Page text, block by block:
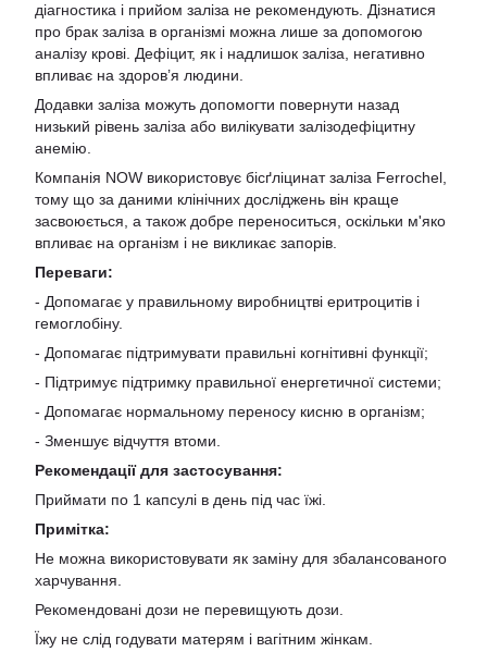
діагностика і прийом заліза не рекомендують. Дізнатися
про брак заліза в організмі можна лише за допомогою
аналізу крові. Дефіцит, як і надлишок заліза, негативно
впливає на здоров’я людини.
Додавки заліза можуть допомогти повернути назад
низький рівень заліза або вилікувати залізодефіцитну
анемію.
Компанія NOW використовує бісґліцинат заліза Ferrochel,
тому що за даними клінічних досліджень він краще
засвоюється, а також добре переноситься, оскільки м'яко
впливає на організм і не викликає запорів.
Переваги:
- Допомагає у правильному виробництві еритроцитів і
гемоглобіну.
- Допомагає підтримувати правильні когнітивні функції;
- Підтримує підтримку правильної енергетичної системи;
- Допомагає нормальному переносу кисню в організм;
- Зменшує відчуття втоми.
Рекомендації для застосування:
Приймати по 1 капсулі в день під час їжі.
Примітка:
Не можна використовувати як заміну для збалансованого
харчування.
Рекомендовані дози не перевищують дози.
Їжу не слід годувати матерям і вагітним жінкам.